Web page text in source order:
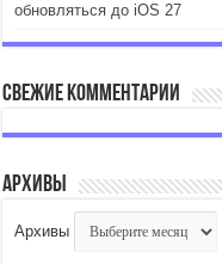
обновляться до iOS 27
Свежие комментарии
Архивы
Архивы